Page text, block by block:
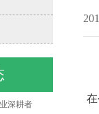
深耕者